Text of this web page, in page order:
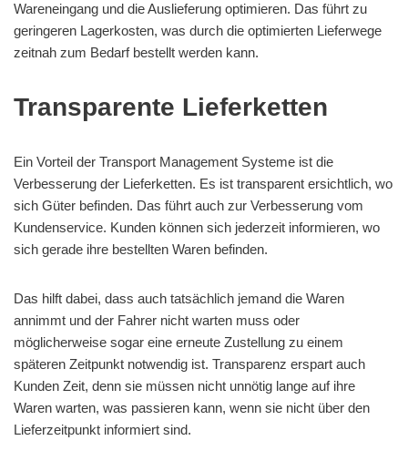
Wareneingang und die Auslieferung optimieren. Das führt zu
geringeren Lagerkosten, was durch die optimierten Lieferwege
zeitnah zum Bedarf bestellt werden kann.
Transparente Lieferketten
Ein Vorteil der Transport Management Systeme ist die
Verbesserung der Lieferketten. Es ist transparent ersichtlich, wo
sich Güter befinden. Das führt auch zur Verbesserung vom
Kundenservice. Kunden können sich jederzeit informieren, wo
sich gerade ihre bestellten Waren befinden.
Das hilft dabei, dass auch tatsächlich jemand die Waren
annimmt und der Fahrer nicht warten muss oder
möglicherweise sogar eine erneute Zustellung zu einem
späteren Zeitpunkt notwendig ist. Transparenz erspart auch
Kunden Zeit, denn sie müssen nicht unnötig lange auf ihre
Waren warten, was passieren kann, wenn sie nicht über den
Lieferzeitpunkt informiert sind.